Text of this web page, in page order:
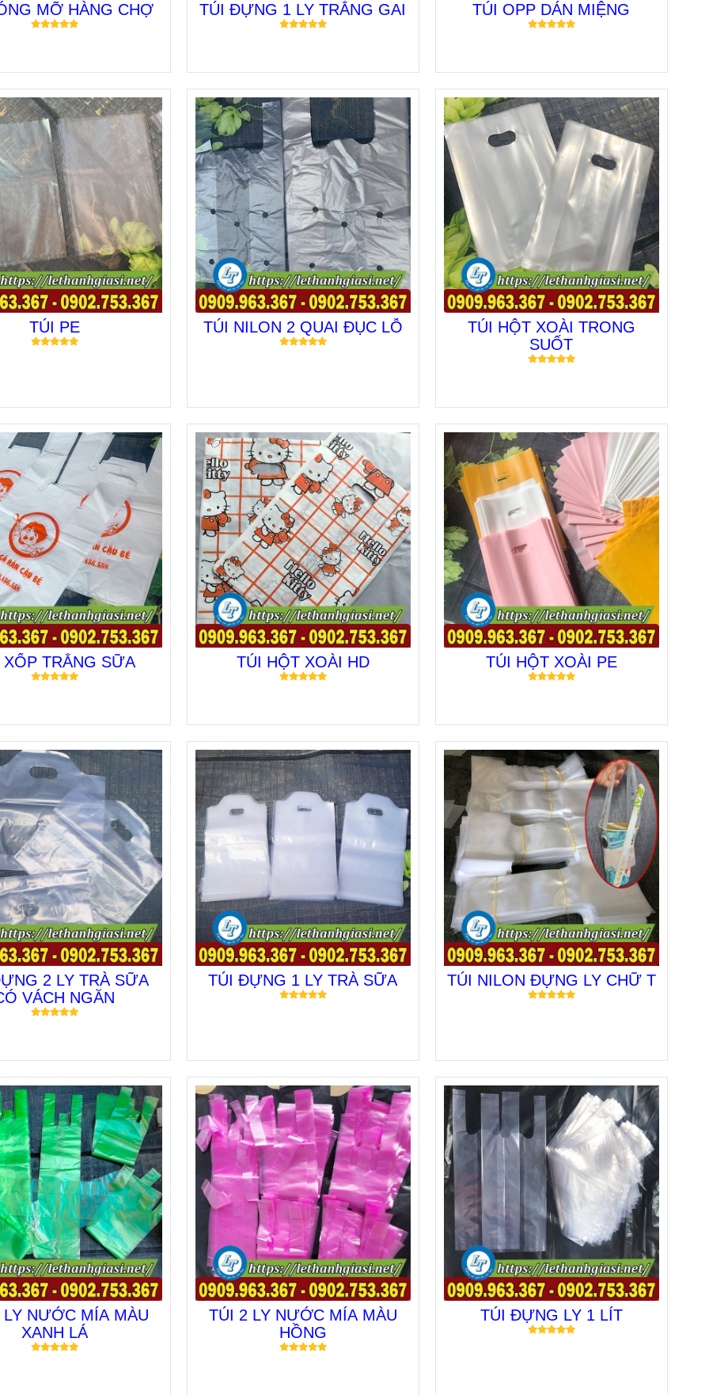
MỠ HÀNG CHỢ TÚI ĐỰNG 1 LY TRẮNG GAI TÚI OPP DÁN MIỆNG
TÚI PE TÚI NILON 2 QUAI ĐỤC LỖ
TÚI HỘT XOÀI TRONG
SUỐT
XỐP TRẮNG SỮA TÚI HỘT XOÀI HD TÚI HỘT XOÀI PE
2 LY TRÀ SỮA
VÁCH NGĂN
TÚI ĐỰNG 1 LY TRÀ SỮA TÚI NILON ĐỰNG LY CHỮ T
NƯỚC MÍA MÀU
XANH LÁ
TÚI 2 LY NƯỚC MÍA MÀU
HỒNG
TÚI ĐỰNG LY 1 LÍT